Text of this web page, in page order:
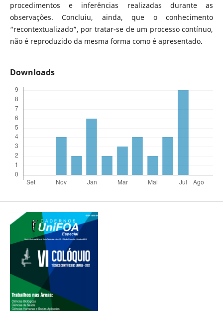
procedimentos e inferências realizadas durante as
observações. Concluiu, ainda, que o conhecimento
“recontextualizado”, por tratar-se de um processo contínuo,
não é reproduzido da mesma forma como é apresentado.
Downloads